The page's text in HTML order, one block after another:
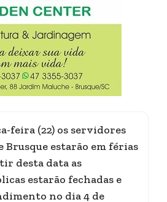
feira (22) os servidores
Brusque estarão em férias
desta data as
estarão fechadas e
no dia 4 de